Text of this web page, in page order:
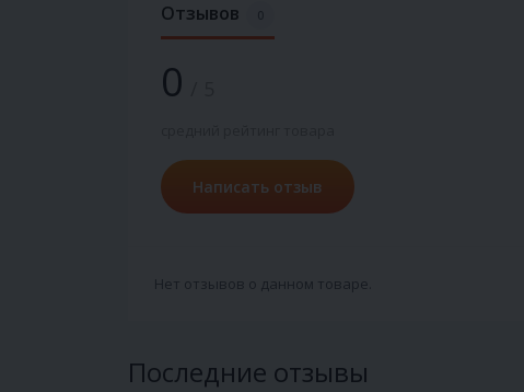
Отзывов
0
Написать отзыв
Нет отзывов о данном товаре.
Последние отзывы